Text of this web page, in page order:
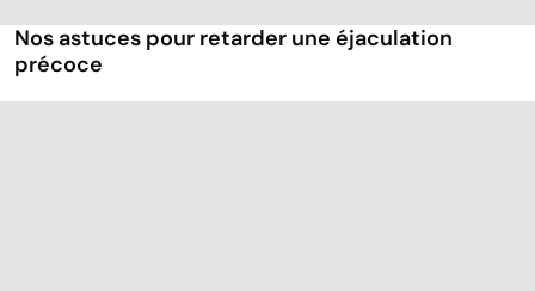
Nos astuces pour retarder une éjaculation
précoce